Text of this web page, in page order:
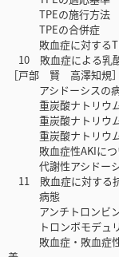
TPEの施行方法
TPEの合併症
敗血症に対する
10 敗血症による乳
［戸部 賢 高澤知規］
アシドーシスの
重炭酸ナトリウム
重炭酸ナトリウム
重炭酸ナトリウム
敗血症性AKIにつ
代謝性アシドーシ
11 敗血症に対する
病態
アンチトロンビ
トロンボモデュリ
敗血症・敗血症性